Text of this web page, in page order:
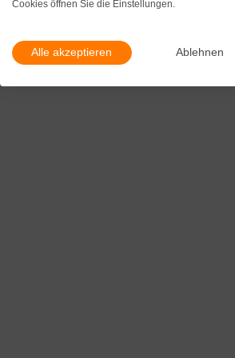
Cookies öffnen Sie die Einstellungen.
Alle akzeptieren Ablehnen